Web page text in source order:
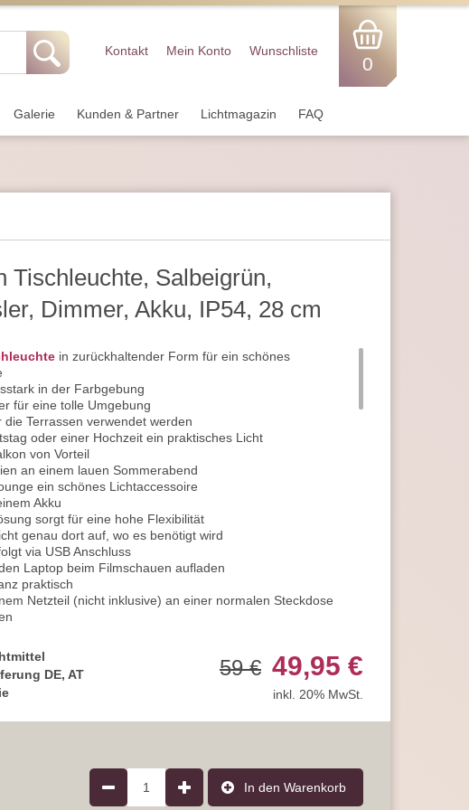
Kontakt Mein Konto Wunschliste
0
Galerie Kunden & Partner Lichtmagazin FAQ
Tischleuchte, Salbeigrün,
Dimmer, Akku, IP54, 28 cm
in zurückhaltender Form für ein schönes
in der Farbgebung
für eine tolle Umgebung
die Terrassen verwendet werden
oder einer Hochzeit ein praktisches Licht
von Vorteil
an einem lauen Sommerabend
ein schönes Lichtaccessoire
Akku
sorgt für eine hohe Flexibilität
genau dort auf, wo es benötigt wird
via USB Anschluss
Laptop beim Filmschauen aufladen
praktisch
Netzteil (nicht inklusive) an einer normalen Steckdose
mit einer Akkulaufzeit von bis zu 100
(CCT)
warmweiß, warmweiß und neutralweiß kann gewählt werden
mit den Liebsten passend
ähnlich dem Schein einer Kerze, sorgt für einen
DE, AT
59 € 49,95 €
inkl. 20% MwSt.
1 In den Warenkorb